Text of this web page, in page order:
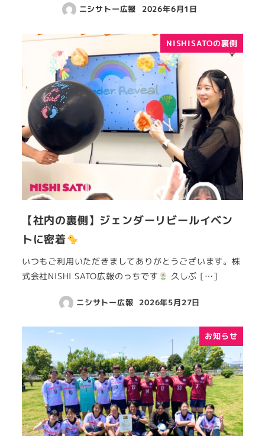
ニシサトー広報 2026年6月1日
NISHISATOの裏側
【社内の裏側】ジェンダーリビールイベン
トに密着
いつもご利用いただきましてありがとうございます。株
式会社NISHI SATO広報のっちです
久しぶ […]
ニシサトー広報 2026年5月27日
お知らせ